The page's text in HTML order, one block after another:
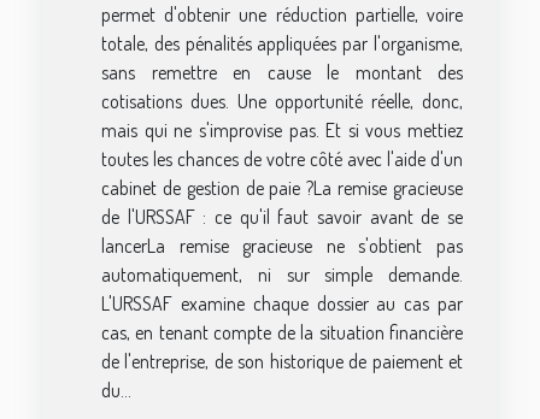
permet d'obtenir une réduction partielle, voire
totale, des pénalités appliquées par l'organisme,
sans remettre en cause le montant des
cotisations dues. Une opportunité réelle, donc,
mais qui ne s'improvise pas. Et si vous mettiez
toutes les chances de votre côté avec l'aide d'un
cabinet de gestion de paie ?La remise gracieuse
de l'URSSAF : ce qu'il faut savoir avant de se
lancerLa remise gracieuse ne s'obtient pas
automatiquement, ni sur simple demande.
L'URSSAF examine chaque dossier au cas par
cas, en tenant compte de la situation financière
de l'entreprise, de son historique de paiement et
du...